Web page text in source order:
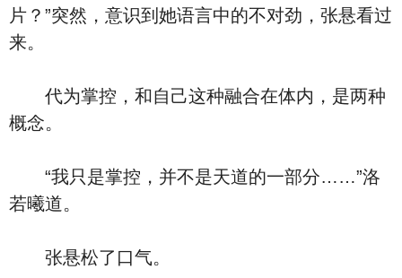
片？”突然，意识到她语言中的不对劲，张悬看过
来。
代为掌控，和自己这种融合在体内，是两种
概念。
“我只是掌控，并不是天道的一部分……”洛
若曦道。
张悬松了口气。